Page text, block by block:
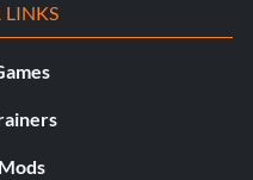
LINKS